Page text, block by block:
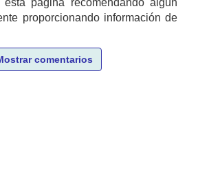
pagina recomendando algún
proporcionando información de
comentarios